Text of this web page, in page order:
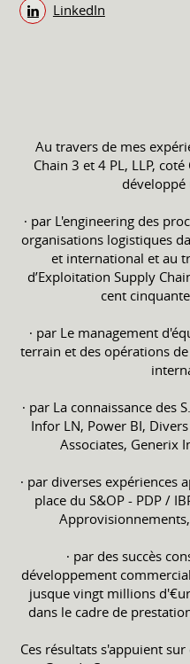
LinkedIn
Au travers de mes
Chain 3 et 4 PL, LLP,
développé
∙ par L'engineering des
organisations logistiques
et international et au
d’Exploitation Supply
cent
∙ par Le management
terrain et des opérations
∙ par La connaissance des
Infor LN, Power BI,
Associates, Generix
∙ par diverses expériences
place du S&OP - PDP /
∙ par des succès
développement
jusque vingt millions
dans le cadre de
Ces résultats s'appuient